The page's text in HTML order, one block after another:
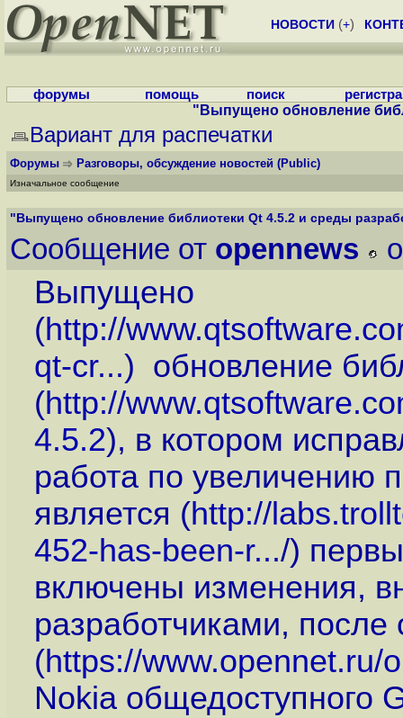
НОВОСТИ (+)
форумы помощь поиск
"Выпущено обновление
Вариант для распечатки
Форумы Разговоры, обсуждение новостей (Public)
Изначальное сообщение
"Выпущено обновление библиотеки Qt 4.5.2 и среды
Сообщение от opennews
Выпущено
(http://
qt-cr...) обновление
(http://
4.5.2), в котором
работа по увеличению
является (http://
452-has-been-r.../)
включены изменения,
разработчиками, после
(https://www.opennet.ru/
Nokia общедоступного